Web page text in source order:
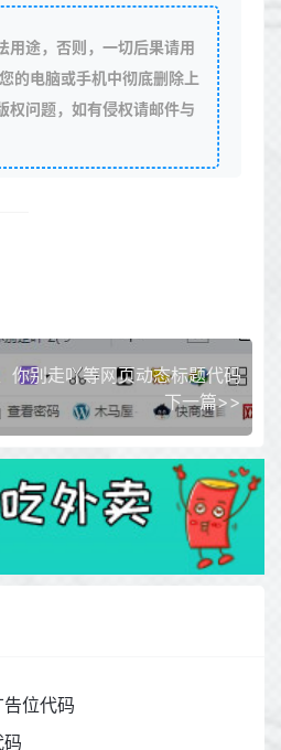
用途，否则，一切后果请用
的电脑或手机中彻底删除上
权问题，如有侵权请邮件与
你别走吖等网页动态标题代码
下一篇>>
位代码